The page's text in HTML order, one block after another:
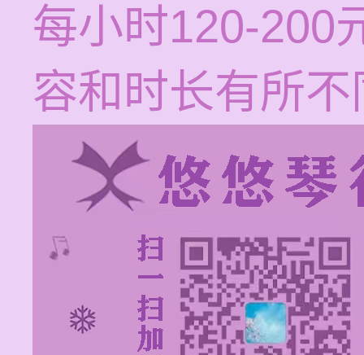
每小时120-200
容和时长有所不